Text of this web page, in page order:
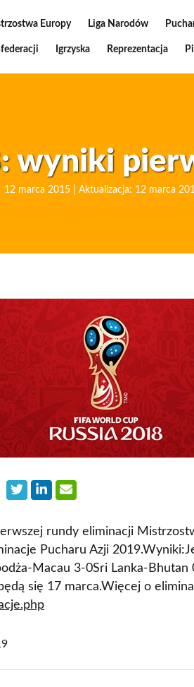
Europy Liga Narodów
Igrzyska Reprezentacja
wyniki
12 marca 2015 | Aktualizacja: 12 marca
rundy eliminacji
Pucharu Azji
Macau 3-0Sri Lanka-Bhutan
się 17 marca.Więcej o